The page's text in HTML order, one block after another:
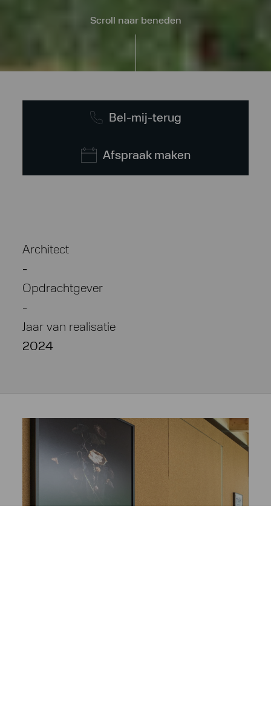
Scroll naar beneden
Bel-mij-terug
Afspraak maken
Architect
-
Opdrachtgever
-
Jaar van realisatie
2024